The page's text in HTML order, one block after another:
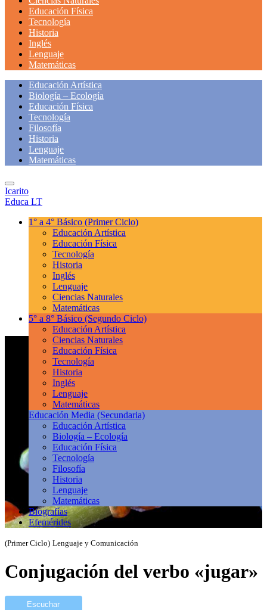
Educación Física
Tecnología
Historia
Inglés
Lenguaje
Matemáticas
Educación Artística
Biología – Ecología
Educación Física
Tecnología
Filosofía
Historia
Lenguaje
Matemáticas
Icarito
Educa LT
1° a 4° Básico (Primer Ciclo)
Educación Artística
Educación Física
Tecnología
Historia
Inglés
Lenguaje
Ciencias Naturales
Matemáticas
5° a 8° Básico (Segundo Ciclo)
Educación Artística
Ciencias Naturales
Educación Física
Tecnología
Historia
Inglés
Lenguaje
Matemáticas
Educación Media (Secundaria)
Educación Artística
Biología – Ecología
Educación Física
Tecnología
Filosofía
Historia
Lenguaje
Matemáticas
Biografías
Efemérides
(Primer Ciclo) Lenguaje y Comunicación
Conjugación del verbo «jugar»
Escuchar